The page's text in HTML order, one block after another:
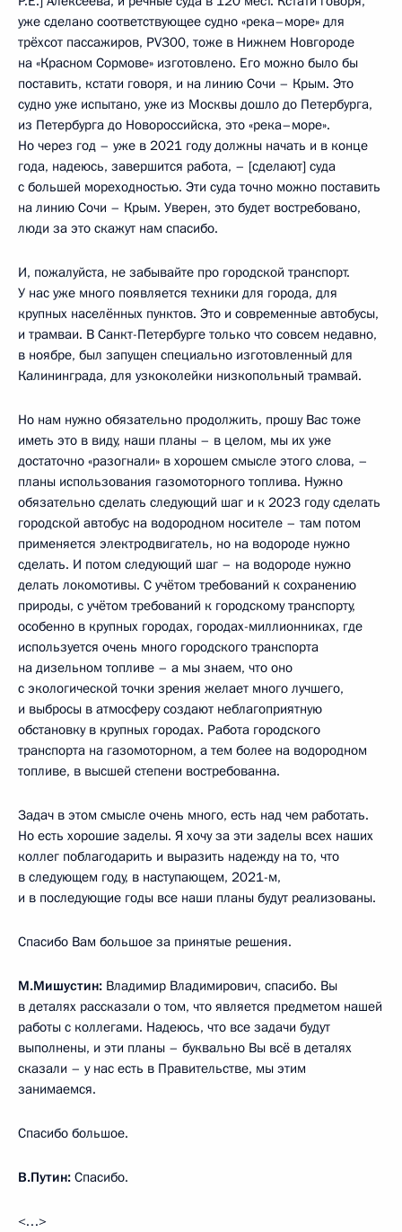
уже сделано соответствующее судно «река–море» для
трёхсот пассажиров, PV300, тоже в Нижнем Новгороде
на «Красном Сормове» изготовлено. Его можно было бы
поставить, кстати говоря, и на линию Сочи – Крым. Это
судно уже испытано, уже из Москвы дошло до Петербурга,
из Петербурга до Новороссийска, это «река–море».
Но через год – уже в 2021 году должны начать и в конце
года, надеюсь, завершится работа, – [сделают] суда
с большей мореходностью. Эти суда точно можно поставить
на линию Сочи – Крым. Уверен, это будет востребовано,
люди за это скажут нам спасибо.
И, пожалуйста, не забывайте про городской транспорт.
У нас уже много появляется техники для города, для
крупных населённых пунктов. Это и современные автобусы,
и трамваи. В Санкт-Петербурге только что совсем недавно,
в ноябре, был запущен специально изготовленный для
Калининграда, для узкоколейки низкопольный трамвай.
Но нам нужно обязательно продолжить, прошу Вас тоже
иметь это в виду, наши планы – в целом, мы их уже
достаточно «разогнали» в хорошем смысле этого слова, –
планы использования газомоторного топлива. Нужно
обязательно сделать следующий шаг и к 2023 году сделать
городской автобус на водородном носителе – там потом
применяется электродвигатель, но на водороде нужно
сделать. И потом следующий шаг – на водороде нужно
делать локомотивы. С учётом требований к сохранению
природы, с учётом требований к городскому транспорту,
особенно в крупных городах, городах-миллионниках, где
используется очень много городского транспорта
на дизельном топливе – а мы знаем, что оно
с экологической точки зрения желает много лучшего,
и выбросы в атмосферу создают неблагоприятную
обстановку в крупных городах. Работа городского
транспорта на газомоторном, а тем более на водородном
топливе, в высшей степени востребованна.
Задач в этом смысле очень много, есть над чем работать.
Но есть хорошие заделы. Я хочу за эти заделы всех наших
коллег поблагодарить и выразить надежду на то, что
в следующем году, в наступающем, 2021-м,
и в последующие годы все наши планы будут реализованы.
Спасибо Вам большое за принятые решения.
М.Мишустин: Владимир Владимирович, спасибо. Вы
в деталях рассказали о том, что является предметом нашей
работы с коллегами. Надеюсь, что все задачи будут
выполнены, и эти планы – буквально Вы всё в деталях
сказали – у нас есть в Правительстве, мы этим
занимаемся.
Спасибо большое.
В.Путин: Спасибо.
<…>